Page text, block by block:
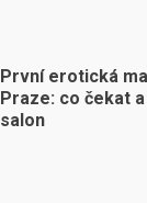
První erotická
Praze: co čekat
salon